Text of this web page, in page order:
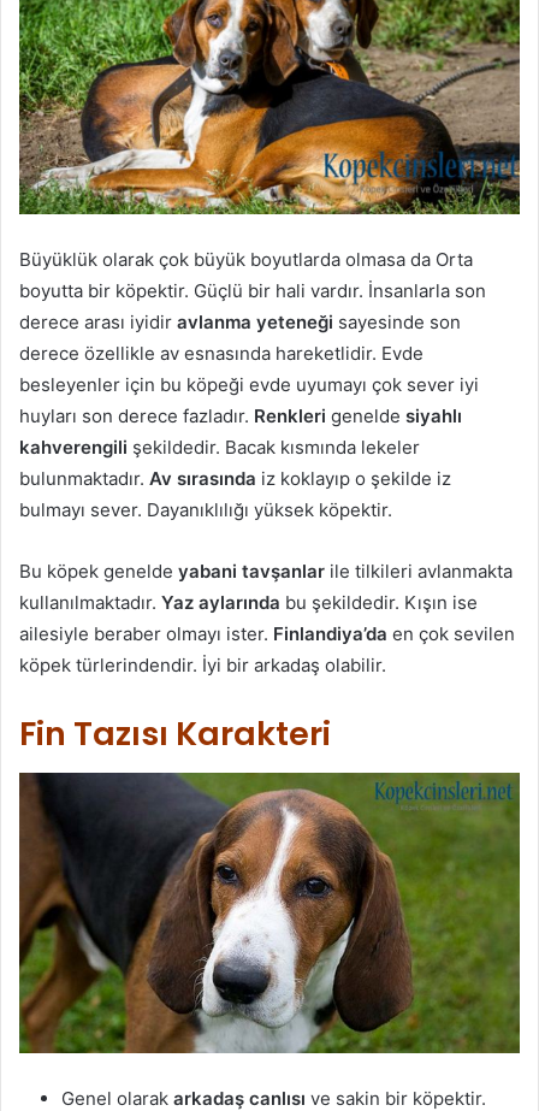
Büyüklük olarak çok büyük boyutlarda olmasa da Orta
boyutta bir köpektir. Güçlü bir hali vardır. İnsanlarla son
derece arası iyidir avlanma yeteneği sayesinde son
derece özellikle av esnasında hareketlidir. Evde
besleyenler için bu köpeği evde uyumayı çok sever iyi
huyları son derece fazladır. Renkleri genelde siyahlı
kahverengili şekildedir. Bacak kısmında lekeler
bulunmaktadır. Av sırasında iz koklayıp o şekilde iz
bulmayı sever. Dayanıklılığı yüksek köpektir.
Bu köpek genelde yabani tavşanlar ile tilkileri avlanmakta
kullanılmaktadır. Yaz aylarında bu şekildedir. Kışın ise
ailesiyle beraber olmayı ister. Finlandiya’da en çok sevilen
köpek türlerindendir. İyi bir arkadaş olabilir.
Fin Tazısı Karakteri
Genel olarak arkadaş canlısı ve sakin bir köpektir.